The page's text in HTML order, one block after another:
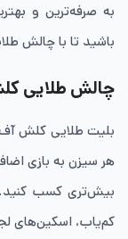
به صرفه‌ترین و
باشید تا با چالش
چالش طلایی
بلیت طلایی کلش آف
هر سیزن به بازی
بیش‌تری کسب کنید.
کم‌یاب، اسکین‌های